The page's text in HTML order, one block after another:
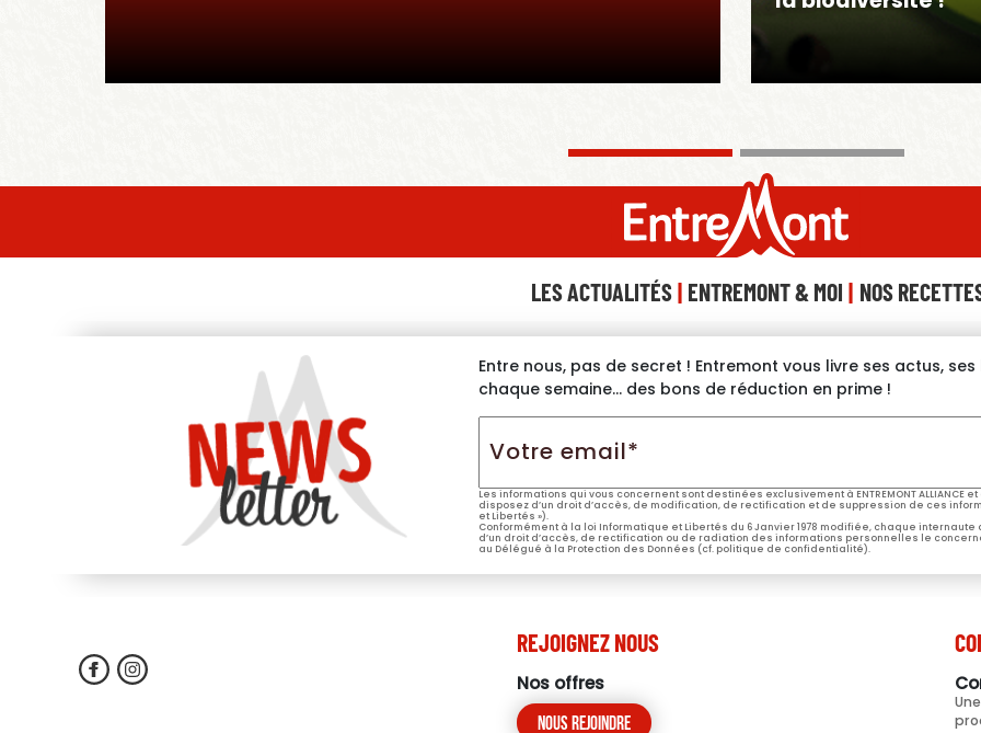
LES ACTUALITÉS ENTREMONT & MOI NOS
Entre nous, pas de secret ! Entremont vous livre ses actus,
chaque semaine… des bons de réduction en prime !
email*
Les informations qui vous concernent sont destinées exclusivement à ENTREMONT ALLIANCE et à
disposez d’un droit d’accès, de modification, de rectification et de suppression de ces
et Libertés »).
Conformément à la loi Informatique et Libertés du 6 Janvier 1978 modifiée, chaque
d’un droit d’accès, de rectification ou de radiation des informations personnelles le
au Délégué à la Protection des Données (cf. politique de confidentialité).
REJOIGNEZ NOUS
Nos offres
Nous rejoindre